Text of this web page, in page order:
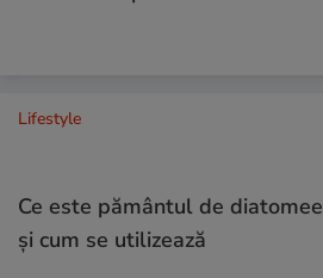
Lifestyle
Ce este pământul de diatomee
și cum se utilizează